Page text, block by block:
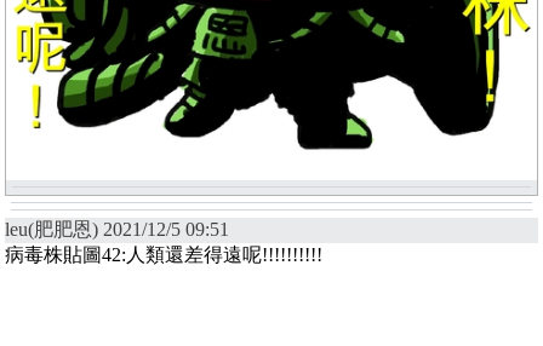
leu(肥肥恩) 2021/12/5 09:51
病毒株貼圖42:人類還差得遠呢!!!!!!!!!!